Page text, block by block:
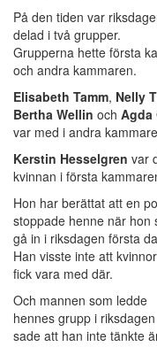
På den tiden var
delad i två grupper.
Grupperna hette första
och andra kammaren.
Elisabeth Tamm, Nelly
Bertha Wellin och Agda
var med i andra
Kerstin Hesselgren var
kvinnan i första
Hon har berättat att en
stoppade henne när hon
gå in i riksdagen första
Han visste inte att kvinnor
fick vara med där.
Och mannen som ledde
hennes grupp i riksdagen
sade att han inte tänkte